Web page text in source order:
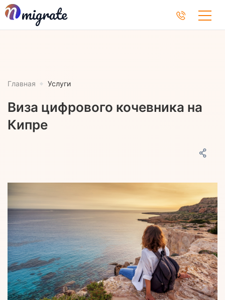
Главная Услуги
Виза цифрового кочевника на
Кипре